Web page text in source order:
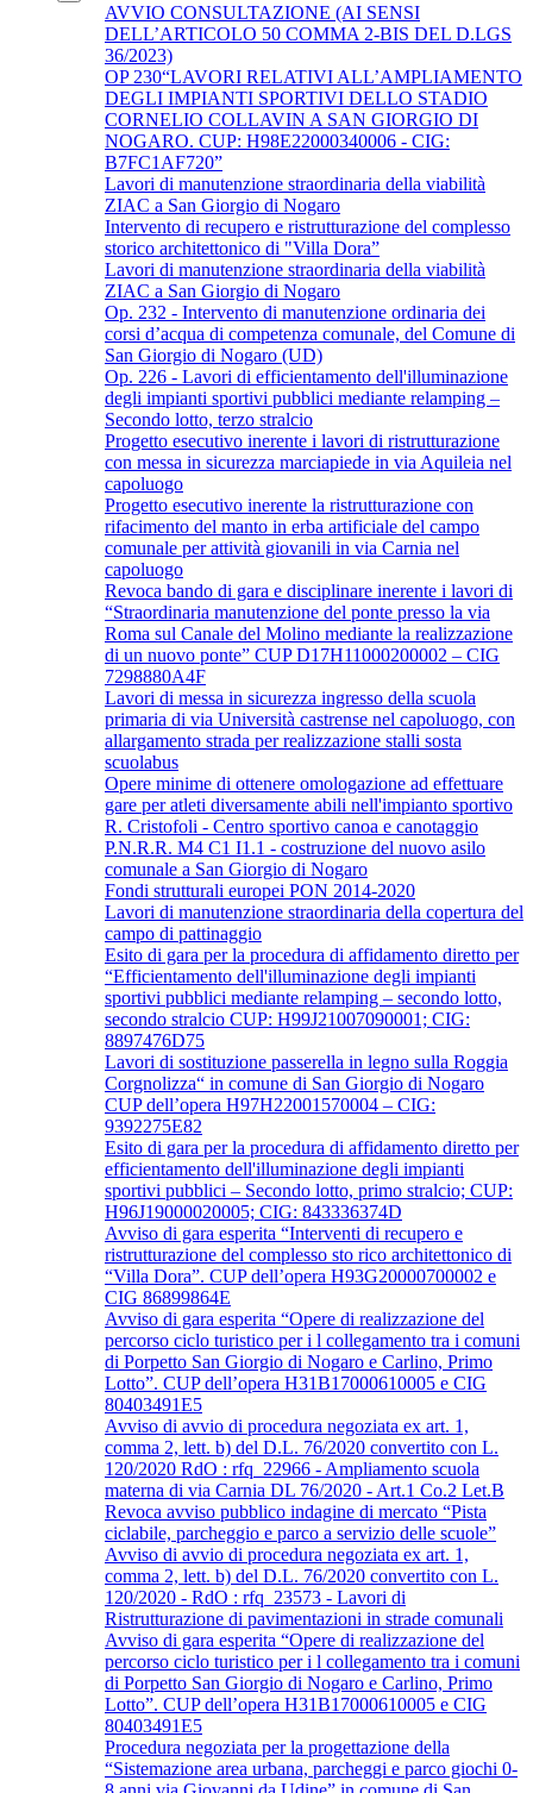
AVVIO CONSULTAZIONE (AI SENSI
DELL’ARTICOLO 50 COMMA 2-BIS DEL D.LGS
36/2023)
OP 230“LAVORI RELATIVI ALL’AMPLIAMENTO
DEGLI IMPIANTI SPORTIVI DELLO STADIO
CORNELIO COLLAVIN A SAN GIORGIO DI
NOGARO. CUP: H98E22000340006 - CIG:
B7FC1AF720”
Lavori di manutenzione straordinaria della viabilità
ZIAC a San Giorgio di Nogaro
Intervento di recupero e ristrutturazione del complesso
storico architettonico di "Villa Dora”
Lavori di manutenzione straordinaria della viabilità
ZIAC a San Giorgio di Nogaro
Op. 232 - Intervento di manutenzione ordinaria dei
corsi d’acqua di competenza comunale, del Comune di
San Giorgio di Nogaro (UD)
Op. 226 - Lavori di efficientamento dell'illuminazione
degli impianti sportivi pubblici mediante relamping –
Secondo lotto, terzo stralcio
Progetto esecutivo inerente i lavori di ristrutturazione
con messa in sicurezza marciapiede in via Aquileia nel
capoluogo
Progetto esecutivo inerente la ristrutturazione con
rifacimento del manto in erba artificiale del campo
comunale per attività giovanili in via Carnia nel
capoluogo
Revoca bando di gara e disciplinare inerente i lavori di
“Straordinaria manutenzione del ponte presso la via
Roma sul Canale del Molino mediante la realizzazione
di un nuovo ponte” CUP D17H11000200002 – CIG
7298880A4F
Lavori di messa in sicurezza ingresso della scuola
primaria di via Università castrense nel capoluogo, con
allargamento strada per realizzazione stalli sosta
scuolabus
Opere minime di ottenere omologazione ad effettuare
gare per atleti diversamente abili nell'impianto sportivo
R. Cristofoli - Centro sportivo canoa e canotaggio
P.N.R.R. M4 C1 I1.1 - costruzione del nuovo asilo
comunale a San Giorgio di Nogaro
Fondi strutturali europei PON 2014-2020
Lavori di manutenzione straordinaria della copertura del
campo di pattinaggio
Esito di gara per la procedura di affidamento diretto per
“Efficientamento dell'illuminazione degli impianti
sportivi pubblici mediante relamping – secondo lotto,
secondo stralcio CUP: H99J21007090001; CIG:
8897476D75
Lavori di sostituzione passerella in legno sulla Roggia
Corgnolizza“ in comune di San Giorgio di Nogaro
CUP dell’opera H97H22001570004 – CIG:
9392275E82
Esito di gara per la procedura di affidamento diretto per
efficientamento dell'illuminazione degli impianti
sportivi pubblici – Secondo lotto, primo stralcio; CUP:
H96J19000020005; CIG: 843336374D
Avviso di gara esperita “Interventi di recupero e
ristrutturazione del complesso sto rico architettonico di
“Villa Dora”. CUP dell’opera H93G20000700002 e
CIG 86899864E
Avviso di gara esperita “Opere di realizzazione del
percorso ciclo turistico per i l collegamento tra i comuni
di Porpetto San Giorgio di Nogaro e Carlino, Primo
Lotto”. CUP dell’opera H31B17000610005 e CIG
80403491E5
Avviso di avvio di procedura negoziata ex art. 1,
comma 2, lett. b) del D.L. 76/2020 convertito con L.
120/2020 RdO : rfq_22966 - Ampliamento scuola
materna di via Carnia DL 76/2020 - Art.1 Co.2 Let.B
Revoca avviso pubblico indagine di mercato “Pista
ciclabile, parcheggio e parco a servizio delle scuole”
Avviso di avvio di procedura negoziata ex art. 1,
comma 2, lett. b) del D.L. 76/2020 convertito con L.
120/2020 - RdO : rfq_23573 - Lavori di
Ristrutturazione di pavimentazioni in strade comunali
Avviso di gara esperita “Opere di realizzazione del
percorso ciclo turistico per i l collegamento tra i comuni
di Porpetto San Giorgio di Nogaro e Carlino, Primo
Lotto”. CUP dell’opera H31B17000610005 e CIG
80403491E5
Procedura negoziata per la progettazione della
“Sistemazione area urbana, parcheggi e parco giochi 0-